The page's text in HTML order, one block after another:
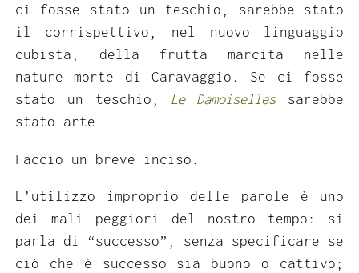
ci fosse stato un teschio, sarebbe stato
il corrispettivo, nel nuovo linguaggio
cubista, della frutta marcita nelle
nature morte di Caravaggio. Se ci fosse
stato un teschio, Le Damoisellessarebbe
stato arte.
Faccio un breve inciso.
L’utilizzo improprio delle parole è uno
dei mali peggiori del nostro tempo: si
parla di “successo”, senza specificare se
ciò che è successo sia buono o cattivo;